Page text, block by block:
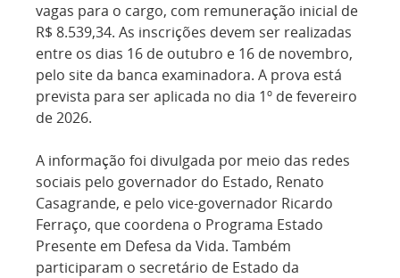
vagas para o cargo, com remuneração inicial de
R$ 8.539,34. As inscrições devem ser realizadas
entre os dias 16 de outubro e 16 de novembro,
pelo site da banca examinadora. A prova está
prevista para ser aplicada no dia 1º de fevereiro
de 2026.
A informação foi divulgada por meio das redes
sociais pelo governador do Estado, Renato
Casagrande, e pelo vice-governador Ricardo
Ferraço, que coordena o Programa Estado
Presente em Defesa da Vida. Também
participaram o secretário de Estado da